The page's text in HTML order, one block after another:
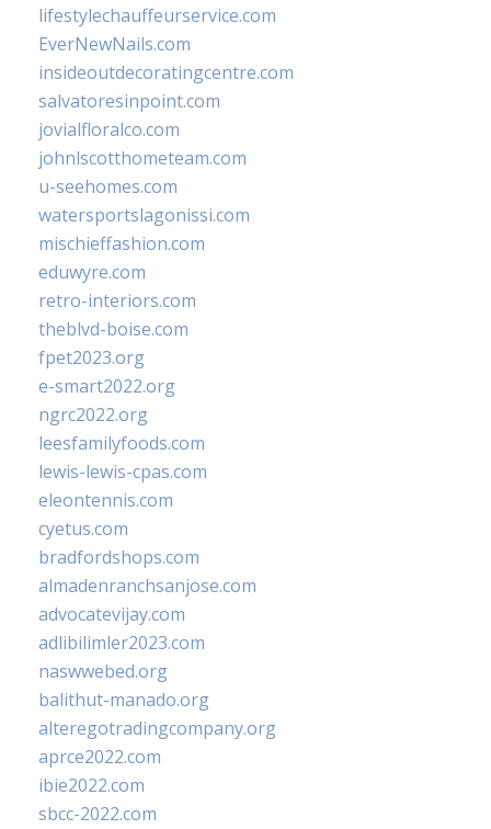
lifestylechauffeurservice.com
EverNewNails.com
insideoutdecoratingcentre.com
salvatoresinpoint.com
jovialfloralco.com
johnlscotthometeam.com
u-seehomes.com
watersportslagonissi.com
mischieffashion.com
eduwyre.com
retro-interiors.com
theblvd-boise.com
fpet2023.org
e-smart2022.org
ngrc2022.org
leesfamilyfoods.com
lewis-lewis-cpas.com
eleontennis.com
cyetus.com
bradfordshops.com
almadenranchsanjose.com
advocatevijay.com
adlibilimler2023.com
naswwebed.org
balithut-manado.org
alteregotradingcompany.org
aprce2022.com
ibie2022.com
sbcc-2022.com